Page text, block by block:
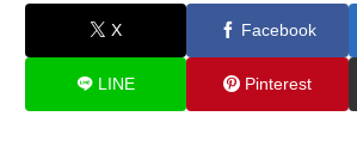
X Facebook
LINE Pinterest